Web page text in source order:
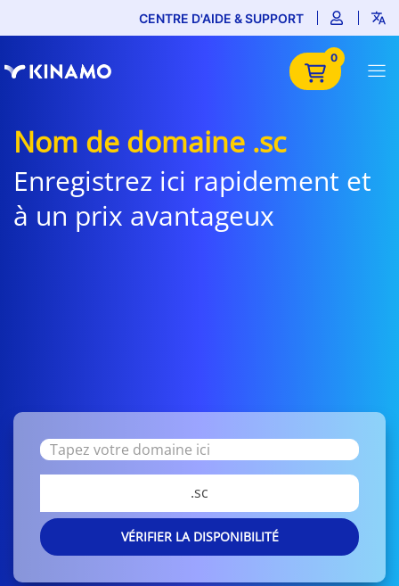
CENTRE D'AIDE & SUPPORT
0
Nom de domaine .sc
Enregistrez ici rapidement et
à un prix avantageux
.sc
VÉRIFIER LA DISPONIBILITÉ